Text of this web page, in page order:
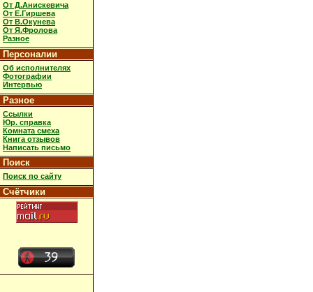
От Д.Анискевича
От Е.Гиршева
От В.Окунева
От Я.Фролова
Разное
Персоналии
Об исполнителях
Фотографии
Интервью
Разное
Ссылки
Юр. справка
Комната смеха
Книга отзывов
Написать письмо
Поиск
Поиск по сайту
Счётчики